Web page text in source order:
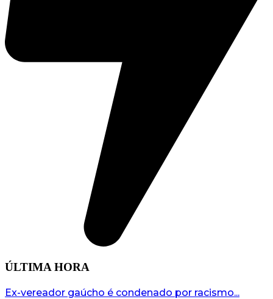
ÚLTIMA HORA
Ex-vereador gaúcho é condenado por racismo...